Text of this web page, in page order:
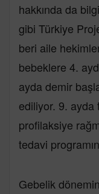
hakkında da
gibi Türkiye
beri aile
bebeklere 4.
ayda demir
ediliyor. 9. ayda
profilaksiye
tedavi
Gebelik